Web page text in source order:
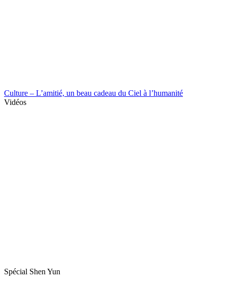
Culture – L’amitié, un beau cadeau du Ciel à l’humanité
Vidéos
Spécial Shen Yun